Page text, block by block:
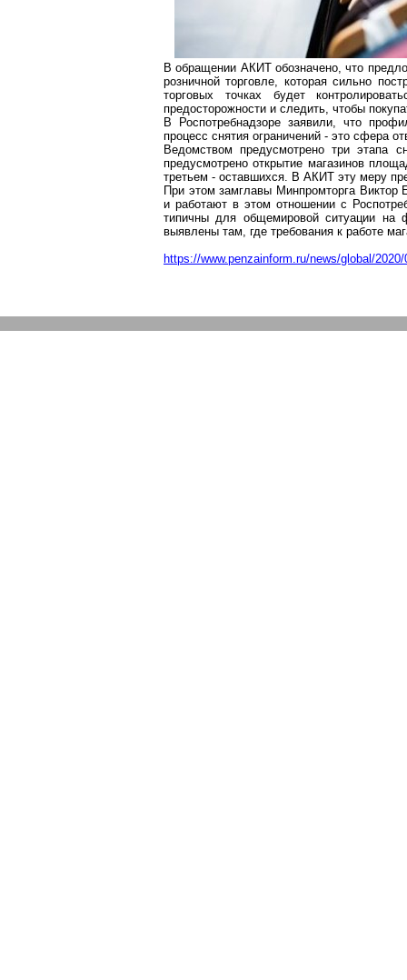
В обращении АКИТ обозначено, что
розничной торговле, которая сильно
торговых точках будет
предосторожности и следить, чтобы
В
Роспотребнадзоре заявили, что
процесс снятия ограничений - это сфера
Ведомством предусмотрено три этапа
предусмотрено открытие магазинов
третьем - оставшихся. В АКИТ эту меру
При этомзамглавы МинпромторгаВиктор
и работают в этом отношении с
типичны для общемировой ситуации на
выявлены там, где требования к работе
https://www.penzainform.ru/news/global/